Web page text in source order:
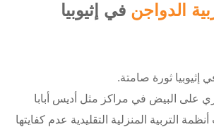
الدواجن في إثيوبيا
إثيوبيا ثورة صامتة.
على البيض في مراكز مثل أديس أبابا
التربية المنزلية التقليدية عدم كفايتها